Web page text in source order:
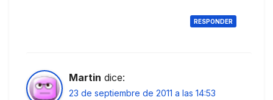
RESPONDER
Martin dice:
23 de septiembre de 2011 a las 14:53